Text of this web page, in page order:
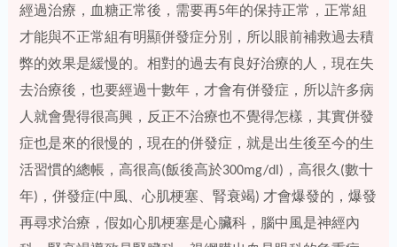
經過治療，血糖正常後，需要再5年的保持正常，正常組
才能與不正常組有明顯併發症分別，所以眼前補救過去積
弊的效果是緩慢的。相對的過去有良好治療的人，現在失
去治療後，也要經過十數年，才會有併發症，所以許多病
人就會覺得很高興，反正不治療也不覺得怎樣，其實併發
症也是來的很慢的，現在的併發症，就是出生後至今的生
活習慣的總帳，高很高(飯後高於300mg/dl)，高很久(數十
年)，併發症(中風、心肌梗塞、腎衰竭) 才會爆發的，爆發
再尋求治療，假如心肌梗塞是心臟科，腦中風是神經內